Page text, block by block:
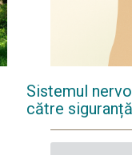
Sistemul
către